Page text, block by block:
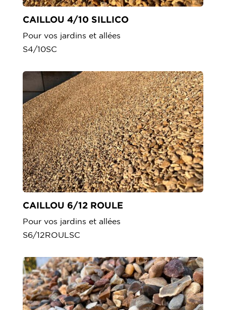
CAILLOU 4/10 SILLICO
Pour vos jardins et allées
S4/10SC
CAILLOU 6/12 ROULE
Pour vos jardins et allées
S6/12ROULSC